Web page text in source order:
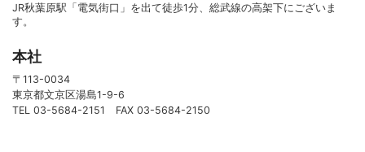
JR秋葉原駅「電気街口」を出て徒歩1分、総武線の高架下にございま
す。
本社
〒113-0034
東京都文京区湯島1-9-6
TEL 03-5684-2151 FAX 03-5684-2150